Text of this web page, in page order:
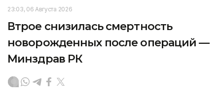
23:03, 06 Августа 2026
Втрое снизилась смертность
новорожденных после операций —
Минздрав РК